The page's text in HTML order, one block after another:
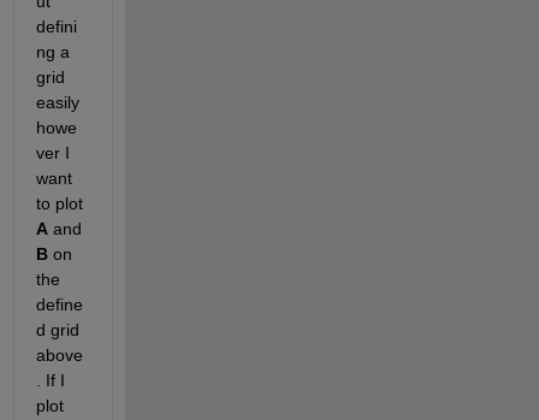
defini
ng a
grid
easily
howe
ver I
want
to plot
A
B on
the
define
d grid
above
. If I
plot